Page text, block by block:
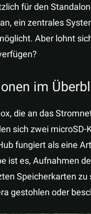
für den
ein zentrales
Aber lohnt
im
die an das
sich zwei
fungiert als eine
ist es, Aufnahmen
Speicherkarten
gestohlen oder